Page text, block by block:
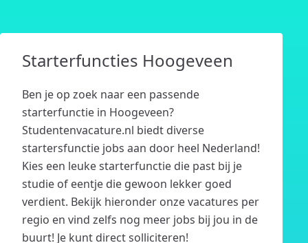
Starterfuncties Hoogeveen
Ben je op zoek naar een passende
starterfunctie in Hoogeveen?
Studentenvacature.nl biedt diverse
startersfunctie jobs aan door heel Nederland!
Kies een leuke starterfunctie die past bij je
studie of eentje die gewoon lekker goed
verdient. Bekijk hieronder onze vacatures per
regio en vind zelfs nog meer jobs bij jou in de
buurt! Je kunt direct solliciteren!